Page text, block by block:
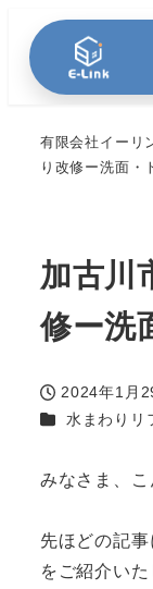
有限会社イーリ
り改修ー洗面・
加古
修ー洗
投稿日
2024年1月
カテゴリー
水まわりリ
みなさま、こ
先ほどの記
をご紹介いた